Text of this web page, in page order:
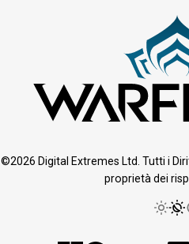
©2026 Digital Extremes Ltd. Tutti i
proprietà dei